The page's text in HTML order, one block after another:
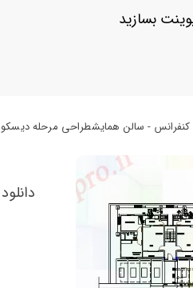
بسازید
همایشطراحی مرحله دیسکو و جزئیات در های